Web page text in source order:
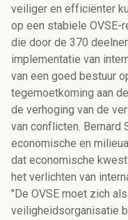
veiliger en efficiënter
op een stabiele OVSE-
die door de 370
implementatie van
van een goed bestuur
tegemoetkoming aan
de verhoging van de
van conflicten. Bernard
economische en
dat economische
het verlichten van
"De OVSE moet zich
veiligheidsorganisatie